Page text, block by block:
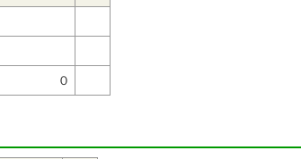
０